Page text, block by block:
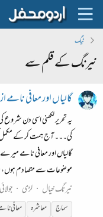
ٹیگ
نیرنگ کے قلم سے
گالیاں اور معافی نامے
یہ تحریر لکھنی اسی دن
کی۔۔۔ آج ہمت کر کے
گالیاں اور معافی نامے
موضوعات سے متصادم ہوں،
نیرنگ خیال
لڑی جولائی 20، 2025
سماج
معاشرہ معافی